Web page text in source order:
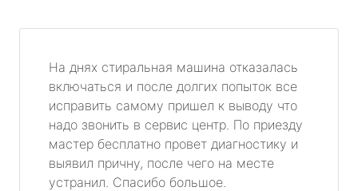
На днях стиральная машина отказалась
включаться и после долгих попыток все
исправить самому пришел к выводу что
надо звонить в сервис центр. По приезду
мастер бесплатно провет диагностику и
выявил причну, после чего на месте
устранил. Спасибо большое.